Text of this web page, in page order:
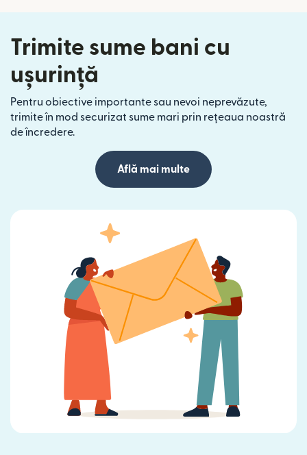
Trimite sume bani cu
ușurință
Pentru obiective importante sau nevoi neprevăzute,
trimite în mod securizat sume mari prin rețeaua noastră
de încredere.
Află mai multe